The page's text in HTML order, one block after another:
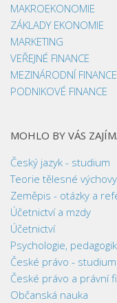
MAKROEKONOMIE
ZÁKLADY EKONOMIE
MARKETING
VEŘEJNÉ FINANCE
MEZINÁRODNÍ FINANCE
PODNIKOVÉ FINANCE
MOHLO BY VÁS
Český jazyk - studium
Teorie tělesné
Zeměpis - otázky a
Účetnictví a mzdy
Účetnictví
Psychologie,
České právo - studium
České právo a právní
Občanská nauka